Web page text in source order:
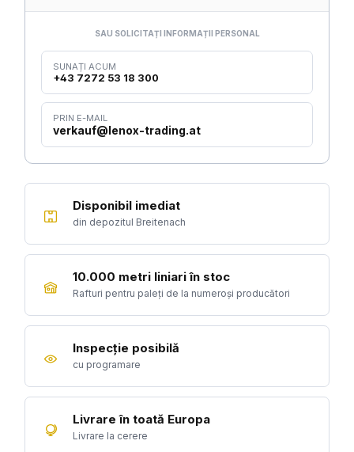
SAU SOLICITAȚI INFORMAȚII PERSONAL
SUNAȚI ACUM
+43 7272 53 18 300
PRIN E-MAIL
verkauf@lenox-trading.at
Disponibil imediat
din depozitul Breitenach
10.000 metri liniari în stoc
Rafturi pentru paleți de la numeroși producători
Inspecție posibilă
cu programare
Livrare în toată Europa
Livrare la cerere